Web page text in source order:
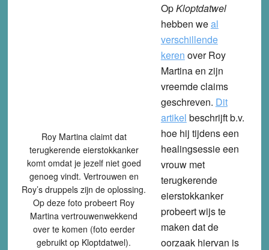
Roy Martina claimt dat
terugkerende eierstokkanker
komt omdat je jezelf niet goed
genoeg vindt. Vertrouwen en
Roy’s druppels zijn de oplossing.
Op deze foto probeert Roy
Martina vertrouwenwekkend
over te komen (foto eerder
gebruikt op Kloptdatwel).
OpKloptdatwel
hebben weal
verschillende
keren over Roy
Martina en zijn
vreemde claims
geschreven. Dit
artikel beschrijft b.v.
hoe hij tijdens een
healingsessie een
vrouw met
terugkerende
eierstokkanker
probeert wijs te
maken dat de
oorzaak hiervan is